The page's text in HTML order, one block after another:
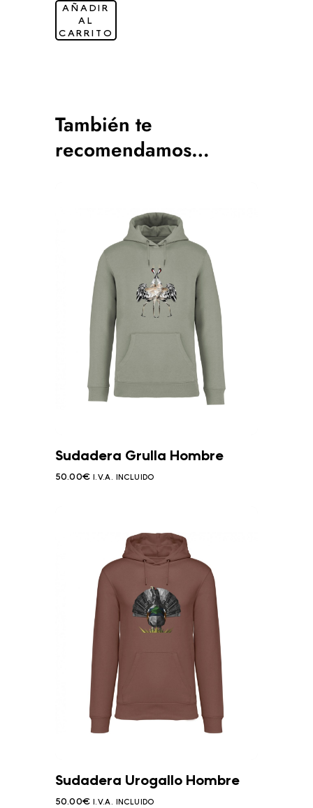
AÑADIR
AL
CARRITO
También te
recomendamos…
Sudadera Grulla Hombre
50.00€ I.V.A. INCLUIDO
Sudadera Urogallo Hombre
50.00€ I.V.A. INCLUIDO